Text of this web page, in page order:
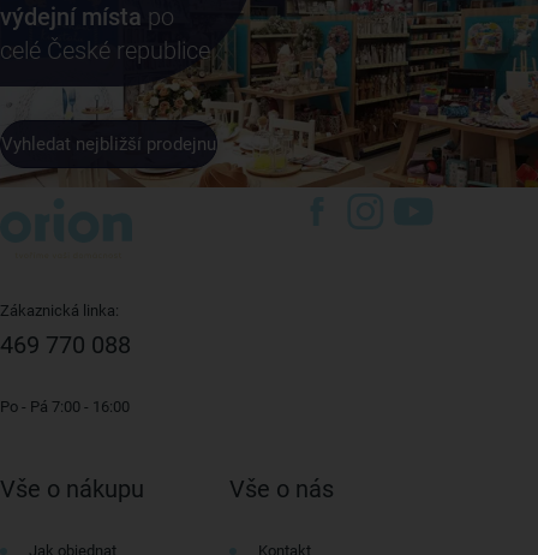
výdejní místa po
celé České republice
Vyhledat nejbližší prodejnu
Zákaznická linka:
469 770 088
Po - Pá 7:00 - 16:00
Vše o nákupu
Jak objednat
Vše o nás
Kontakt